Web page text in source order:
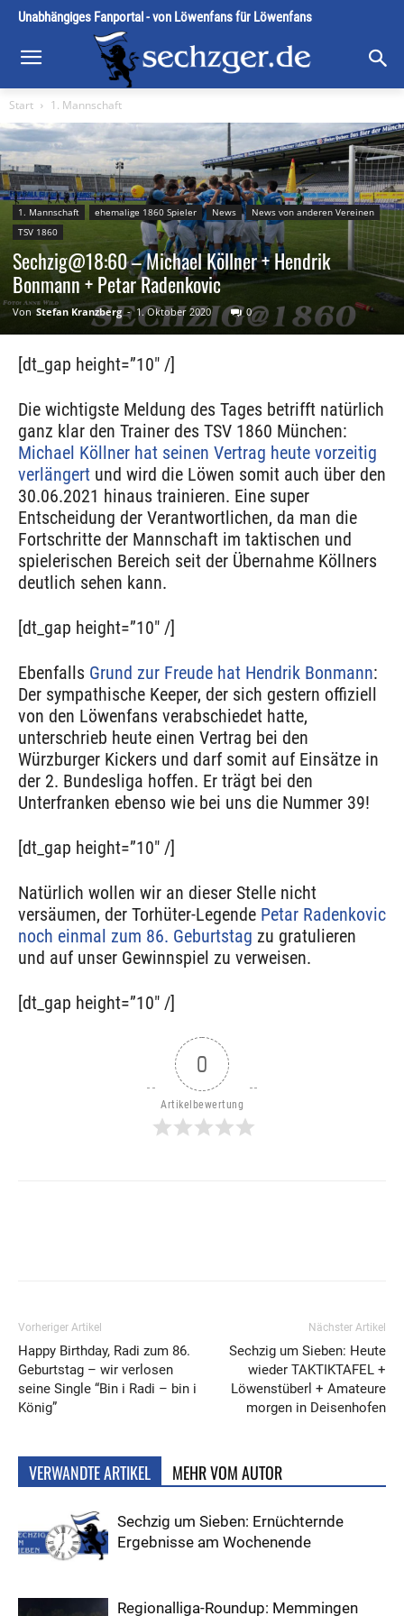
Unabhängiges Fanportal - von Löwenfans für Löwenfans
Start 1. Mannschaft
1. Mannschaft ehemalige 1860 Spieler News
News von anderen Vereinen
TSV 1860
Sechzig@18:60 – Michael Köllner + Hendrik
Bonmann + Petar Radenkovic
Von Stefan Kranzberg - 1. Oktober 2020 0
[dt_gap height=”10″ /]
Die wichtigste Meldung des Tages betrifft natürlich
ganz klar den Trainer des TSV 1860 München:
Michael Köllner hat seinen Vertrag heute vorzeitig
verlängert und wird die Löwen somit auch über den
30.06.2021 hinaus trainieren. Eine super
Entscheidung der Verantwortlichen, da man die
Fortschritte der Mannschaft im taktischen und
spielerischen Bereich seit der Übernahme Köllners
deutlich sehen kann.
[dt_gap height=”10″ /]
Ebenfalls Grund zur Freude hat Hendrik Bonmann:
Der sympathische Keeper, der sich gestern offiziell
von den Löwenfans verabschiedet hatte,
unterschrieb heute einen Vertrag bei den
Würzburger Kickers und darf somit auf Einsätze in
der 2. Bundesliga hoffen. Er trägt bei den
Unterfranken ebenso wie bei uns die Nummer 39!
[dt_gap height=”10″ /]
Natürlich wollen wir an dieser Stelle nicht
versäumen, der Torhüter-Legende Petar Radenkovic
noch einmal zum 86. Geburtstag zu gratulieren
und auf unser Gewinnspiel zu verweisen.
[dt_gap height=”10″ /]
0
Artikelbewertung
Vorheriger Artikel
Happy Birthday, Radi zum 86.
Geburtstag – wir verlosen
seine Single “Bin i Radi – bin i
König”
Nächster Artikel
Sechzig um Sieben: Heute
wieder TAKTIKTAFEL +
Löwenstüberl + Amateure
morgen in Deisenhofen
VERWANDTE ARTIKEL MEHR VOM AUTOR
Sechzig um Sieben: Ernüchternde
Ergebnisse am Wochenende
Regionalliga-Roundup: Memmingen